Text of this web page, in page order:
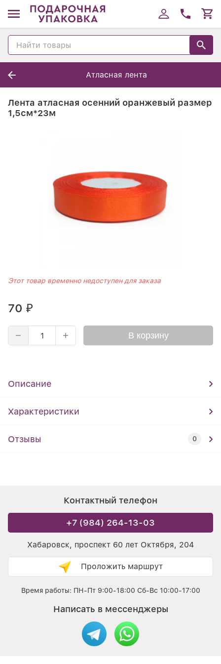
Атласная лента
Лента атласная осенний оранжевый размер
1,5см*23м
Этот товар временно недоступен для заказа
70 ₽
В корзину
Описание
Характеристики
Отзывы 0
Контактный телефон
+7 (984) 264-13-03
Хабаровск, проспект 60 лет Октября, 204
Проложить маршрут
Время работы: ПН-Пт 9:00-18:00 Сб-Вс 10:00-17:00
Написать в мессенджеры